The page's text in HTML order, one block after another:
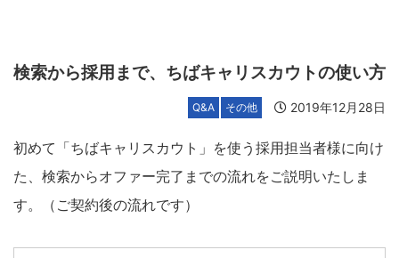
検索から採用まで、ちばキャリスカウトの使い方
Q&A その他 2019年12月28日
初めて「ちばキャリスカウト」を使う採用担当者様に向け
た、検索からオファー完了までの流れをご説明いたしま
す。（ご契約後の流れです）